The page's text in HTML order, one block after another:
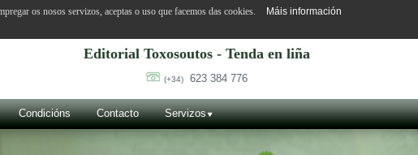
Editorial Toxosoutos - Tenda en liña
(+34) 623 384 776
Condicións Contacto Servizos
os nosos servizos, aceptas o uso que facemos das cookies. Máis información